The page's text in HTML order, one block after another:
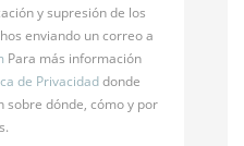
y supresión de los
enviando un correo a
Para más información
de Privacidaddonde
dónde, cómo y por